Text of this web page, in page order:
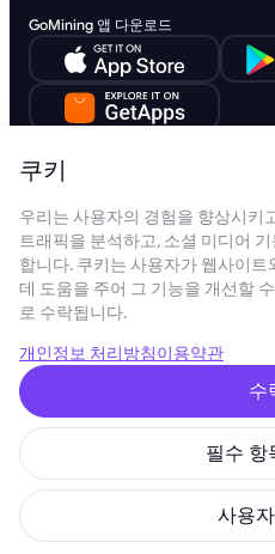
GoMining 앱 다운로드
© 2026
SIA GoMining Latvia, Rīga, Elizabetes
GoMining (BVI) Limited, Trinity
Tortola, British Virgin Islands, BVI
BMINE BVI LIMITED, Trinity
GoMining (British Virgin Islands)
BVI LIMITED는 모든 해당 법률 및 규
금 조달 및 확산 금융 방지에 전념합니
및 테러 자금 조달 의무뿐만 아니라 확
쿠키
우리는 사용자의 경험을 향상시키
트래픽을 분석하고, 소셜 미디어
합니다. 쿠키는 사용자가 웹사이
데 도움을 주어 그 기능을 개선할
로 수락됩니다.
개인정보 처리방침이용약관
수
필수 항
사용